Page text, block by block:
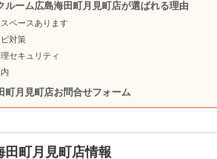
ルーム広島海田町月見町店が選ばれる理由
ペースあります
対策
セキュリティ
町月見町店お問合せフォーム
田町月見町店情報